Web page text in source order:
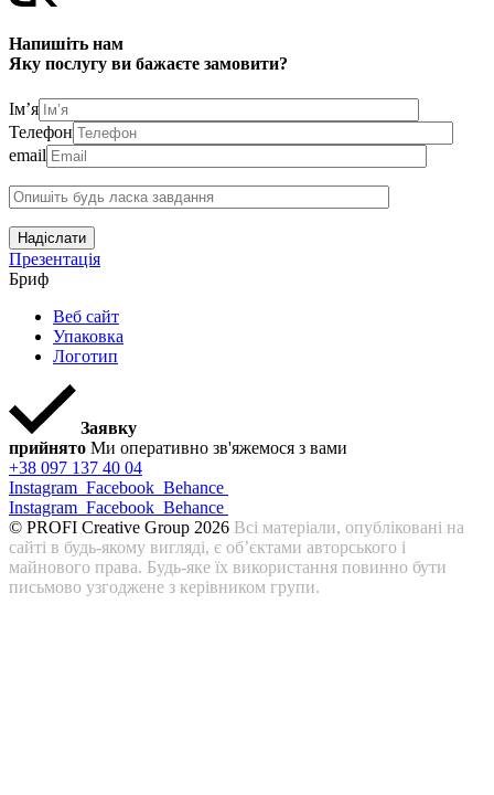
Напишіть нам
Яку послугу ви бажаєте замовити?
Ім’я
Телефон
email
Надіслати
Презентація
Бриф
Веб сайт
Упаковка
Логотип
Заявку
прийнято Ми оперативно зв'яжемося з вами
+38 097 137 40 04
Instagram Facebook Behance
Instagram Facebook Behance
© PROFI Creative Group 2026 Всі матеріали, опубліковані на
сайті в будь-якому вигляді, є об’єктами авторського і
майнового права. Будь-яке їх використання повинно бути
письмово узгоджене з керівником групи.